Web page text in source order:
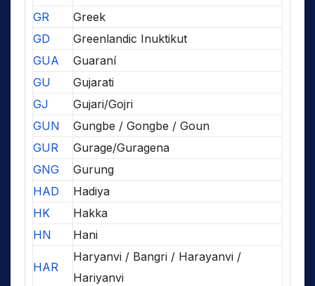
GR
Greek
GD
Greenlandic Inuktikut
GUA
Guaraní
GU
Gujarati
GJ
Gujari/Gojri
GUN
Gungbe / Gongbe / Goun
GUR
Gurage/Guragena
GNG
Gurung
HAD
Hadiya
HK
Hakka
HN
Hani
HAR
Haryanvi / Bangri / Harayanvi /
Hariyanvi